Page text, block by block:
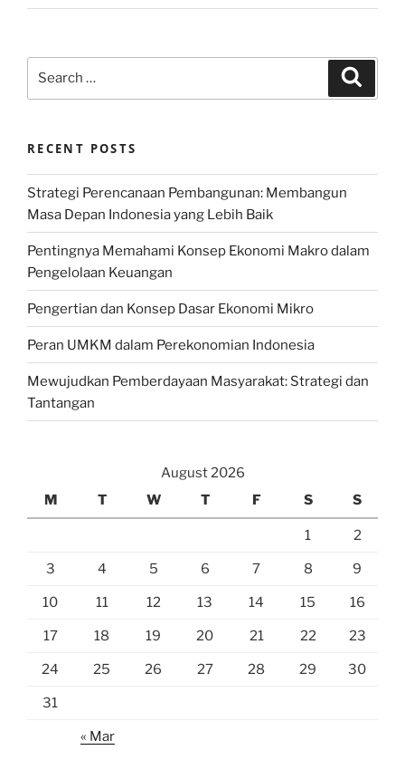
RECENT POSTS
Strategi Perencanaan Pembangunan: Membangun
Masa Depan Indonesia yang Lebih Baik
Pentingnya Memahami Konsep Ekonomi Makro dalam
Pengelolaan Keuangan
Pengertian dan Konsep Dasar Ekonomi Mikro
Peran UMKM dalam Perekonomian Indonesia
Mewujudkan Pemberdayaan Masyarakat: Strategi dan
Tantangan
August 2026
M
T W T F S S
1 2
3 4 5 6 7 8 9
10 11 12 13 14 15 16
17 18 19 20 21 22 23
24 25 26 27 28 29 30
31
« Mar